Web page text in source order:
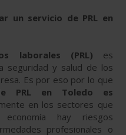
un servicio de PRL en
laborales (PRL) es
seguridad y salud de los
Es por eso por lo que
PRL en Toledo es
en los sectores que
economía hay riesgos
profesionales o